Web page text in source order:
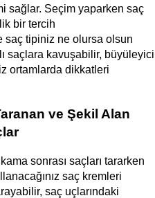
sağlar. Seçim yaparken saç
bir tercih
tipiniz ne olursa olsun
saçlara kavuşabilir, büyüleyici
ortamlarda dikkatleri
ve Şekil Alan
sonrası saçları tararken
saç kremleri
saç uçlarındaki